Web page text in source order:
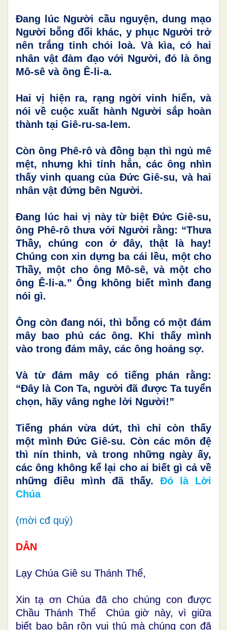
Đang lúc Người cầu nguyện, dung mạo
Người bỗng đổi khác, y phục Người trở
nên trắng tinh chói loà. Và kìa, có hai
nhân vật đàm đạo với Người, đó là ông
Mô-sê và ông Ê-li-a.
Hai vị hiện ra, rạng ngời vinh hiển, và
nói về cuộc xuất hành Người sắp hoàn
thành tại Giê-ru-sa-lem.
Còn ông Phê-rô và đồng bạn thì ngủ mê
mệt, nhưng khi tỉnh hẳn, các ông nhìn
thấy vinh quang của Đức Giê-su, và hai
nhân vật đứng bên Người.
Đang lúc hai vị này từ biệt Đức Giê-su,
ông Phê-rô thưa với Người rằng: “Thưa
Thầy, chúng con ở đây, thật là hay!
Chúng con xin dựng ba cái lều, một cho
Thầy, một cho ông Mô-sê, và một cho
ông Ê-li-a.” Ông không biết mình đang
nói gì.
Ông còn đang nói, thì bỗng có một đám
mây bao phủ các ông. Khi thấy mình
vào trong đám mây, các ông hoảng sợ.
Và từ đám mây có tiếng phán rằng:
“Đây là Con Ta, người đã được Ta tuyển
chọn, hãy vâng nghe lời Người!”
Tiếng phán vừa dứt, thì chỉ còn thấy
một mình Đức Giê-su. Còn các môn đệ
thì nín thinh, và trong những ngày ấy,
các ông không kể lại cho ai biết gì cả về
những điều mình đã thấy. Đó là Lời
Chúa
(mời cđ quỳ)
DẪN
Lạy Chúa Giê su Thánh Thể,
Xin tạ ơn Chúa đã cho chúng con được
Chầu Thánh Thể Chúa giờ này, vì giữa
biết bao bận rộn vui thú mà chúng con đã